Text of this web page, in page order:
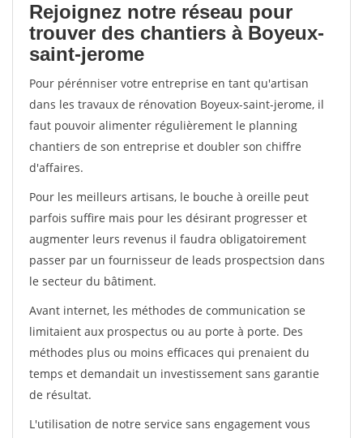
Rejoignez notre réseau pour
trouver des chantiers à Boyeux-
saint-jerome
Pour pérénniser votre entreprise en tant qu'artisan
dans les travaux de rénovation Boyeux-saint-jerome, il
faut pouvoir alimenter régulièrement le planning
chantiers de son entreprise et doubler son chiffre
d'affaires.
Pour les meilleurs artisans, le bouche à oreille peut
parfois suffire mais pour les désirant progresser et
augmenter leurs revenus il faudra obligatoirement
passer par un fournisseur de leads prospectsion dans
le secteur du bâtiment.
Avant internet, les méthodes de communication se
limitaient aux prospectus ou au porte à porte. Des
méthodes plus ou moins efficaces qui prenaient du
temps et demandait un investissement sans garantie
de résultat.
L'utilisation de notre service sans engagement vous